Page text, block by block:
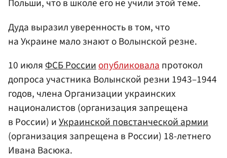
Польши, что в школе его не учили этой теме.
Дуда выразил уверенность в том, что
на Украине мало знают о Волынской резне.
10 июляФСБ Россииопубликовалапротокол
допроса участника Волынской резни 1943–1944
годов, члена Организации украинских
националистов (организация запрещена
в России) иУкраинской повстанческой армии
(организация запрещена в России) 18-летнего
Ивана Васюка.